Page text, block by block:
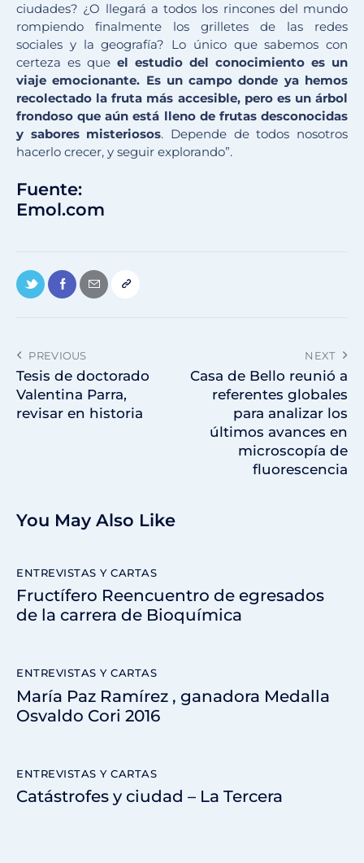
ciudades? ¿O llegará a todos los rincones del mundo
rompiendo finalmente los grilletes de las redes
sociales y la geografía? Lo único que sabemos con
certeza es que el estudio del conocimiento es un
viaje emocionante. Es un campo donde ya hemos
recolectado la fruta más accesible, pero es un árbol
frondoso que aún está lleno de frutas desconocidas
y sabores misteriosos. Depende de todos nosotros
hacerlo crecer, y seguir explorando”.
Fuente:
Emol.com
PREVIOUS
Tesis de doctorado
Valentina Parra,
revisar en historia
NEXT
Casa de Bello reunió a
referentes globales
para analizar los
últimos avances en
microscopía de
fluorescencia
You May Also Like
ENTREVISTAS Y CARTAS
Fructífero Reencuentro de egresados
de la carrera de Bioquímica
ENTREVISTAS Y CARTAS
María Paz Ramírez , ganadora Medalla
Osvaldo Cori 2016
ENTREVISTAS Y CARTAS
Catástrofes y ciudad – La Tercera